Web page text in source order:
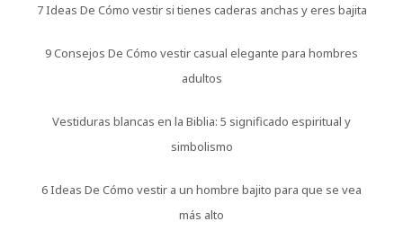
7 Ideas De Cómo vestir si tienes caderas anchas y eres bajita
9 Consejos De Cómo vestir casual elegante para hombres
adultos
Vestiduras blancas en la Biblia: 5 significado espiritual y
simbolismo
6 Ideas De Cómo vestir a un hombre bajito para que se vea
más alto